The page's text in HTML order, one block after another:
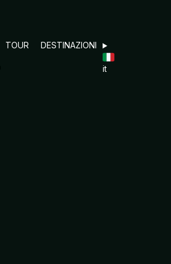
TOUR DESTINAZIONI
it